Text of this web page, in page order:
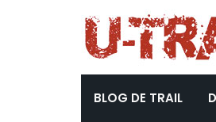
BLOG DE TRAIL